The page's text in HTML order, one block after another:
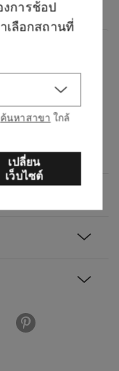
ห้นึกถึงฤดู
มเปิ้ลหวาน
งการช้อป
เลือกสถานที่
ค้นหาสาขา ใกล้
เปลี่ยน
เว็บไซต์